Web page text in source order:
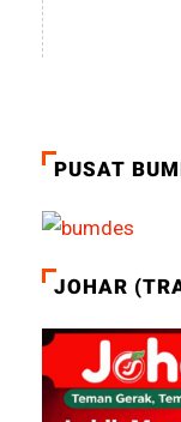
PUSAT
JOHAR